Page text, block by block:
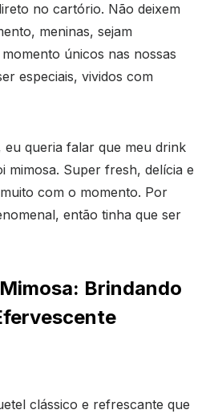
no cartório. Não deixem
meninas, sejam
únicos nas nossas
especiais, vividos com
eu queria falar que meu drink
mimosa. Super fresh, delícia e
com o momento. Por
então tinha que ser
Brindando
clássico e refrescante que